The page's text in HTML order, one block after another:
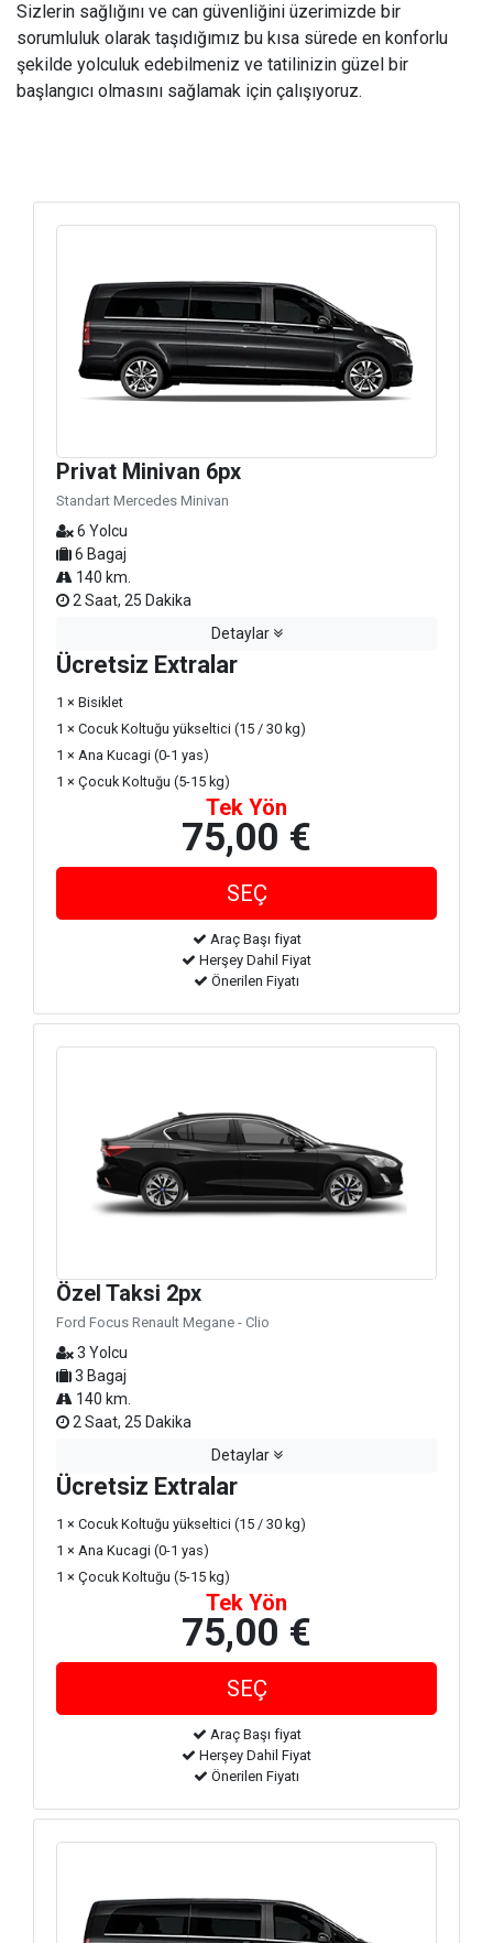
Sizlerin sağlığını ve can güvenliğini üzerimizde bir
sorumluluk olarak taşıdığımız bu kısa sürede en konforlu
şekilde yolculuk edebilmeniz ve tatilinizin güzel bir
başlangıcı olmasını sağlamak için çalışıyoruz.
Privat Minivan 6px
Standart Mercedes Minivan
6 Yolcu
6 Bagaj
140 km.
2 Saat, 25 Dakika
Detaylar
Ücretsiz Extralar
1 × Bisiklet
1 × Cocuk Koltuğu yükseltici (15 / 30 kg)
1 × Ana Kucagi (0-1 yas)
1 × Çocuk Koltuğu (5-15 kg)
Tek Yön
75,00 €
Araç Başı fiyat
Herşey Dahil Fiyat
Önerilen Fiyatı
Özel Taksi 2px
Ford Focus Renault Megane - Clio
3 Yolcu
3 Bagaj
140 km.
2 Saat, 25 Dakika
Detaylar
Ücretsiz Extralar
1 × Cocuk Koltuğu yükseltici (15 / 30 kg)
1 × Ana Kucagi (0-1 yas)
1 × Çocuk Koltuğu (5-15 kg)
Tek Yön
75,00 €
Araç Başı fiyat
Herşey Dahil Fiyat
Önerilen Fiyatı